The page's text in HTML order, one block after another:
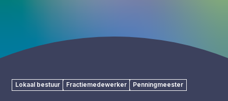
Lokaal bestuur Fractiemedewerker Penningmeester